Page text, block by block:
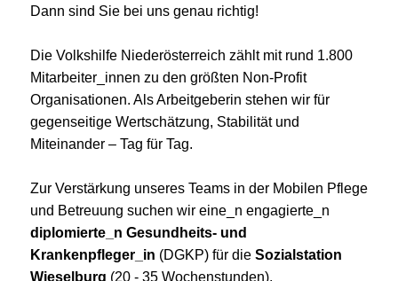
Dann sind Sie bei uns genau richtig!
Die Volkshilfe Niederösterreich zählt mit rund 1.800
Mitarbeiter_innen zu den größten Non-Profit
Organisationen. Als Arbeitgeberin stehen wir für
gegenseitige Wertschätzung, Stabilität und
Miteinander – Tag für Tag.
Zur Verstärkung unseres Teams in der Mobilen Pflege
und Betreuung suchen wir eine_n engagierte_n
diplomierte_n Gesundheits- und
Krankenpfleger_in (DGKP) für die Sozialstation
Wieselburg (20 - 35 Wochenstunden).